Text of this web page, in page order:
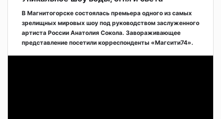
В Магнитогорске состоялась премьера одного из самых
зрелищных мировых шоу под руководством заслуженного
артиста России Анатолия Сокола. Завораживающее
представление посетили корреспонденты «Магсити74».